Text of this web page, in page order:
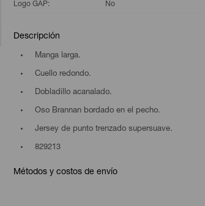
Logo GAP No
Descripción
Manga larga.
Cuello redondo.
Dobladillo acanalado.
Oso Brannan bordado en el pecho.
Jersey de punto trenzado supersuave.
829213
Métodos y costos de envío